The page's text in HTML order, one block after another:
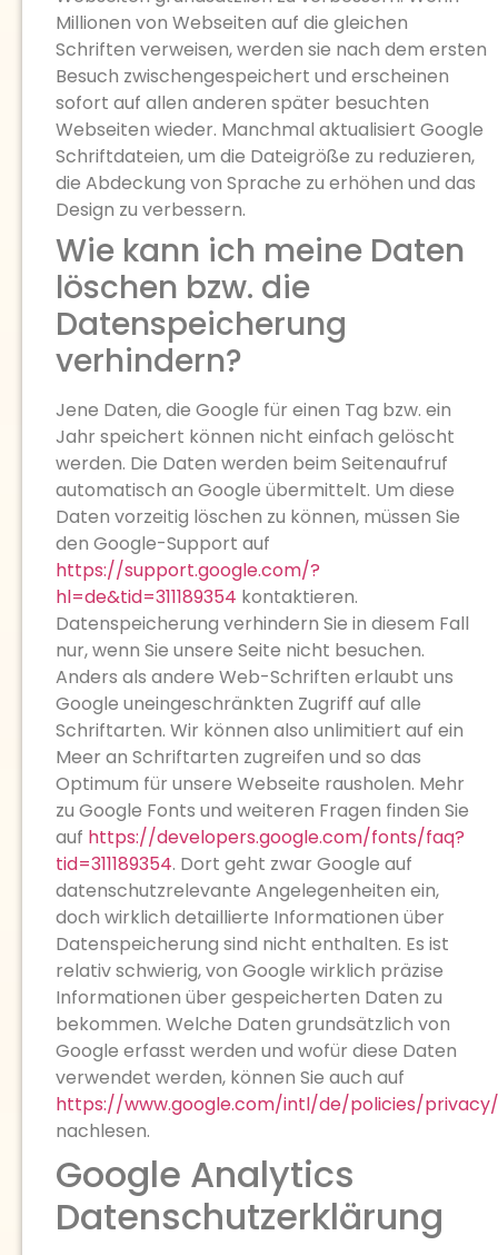
Millionen von Webseiten auf die gleichen
Schriften verweisen, werden sie nach dem ersten
Besuch zwischengespeichert und erscheinen
sofort auf allen anderen später besuchten
Webseiten wieder. Manchmal aktualisiert Google
Schriftdateien, um die Dateigröße zu reduzieren,
die Abdeckung von Sprache zu erhöhen und das
Design zu verbessern.
Wie kann ich meine Daten
löschen bzw. die
Datenspeicherung
verhindern?
Jene Daten, die Google für einen Tag bzw. ein
Jahr speichert können nicht einfach gelöscht
werden. Die Daten werden beim Seitenaufruf
automatisch an Google übermittelt. Um diese
Daten vorzeitig löschen zu können, müssen Sie
den Google-Support auf
https://support.google.com/?
hl=de&tid=311189354 kontaktieren.
Datenspeicherung verhindern Sie in diesem Fall
nur, wenn Sie unsere Seite nicht besuchen.
Anders als andere Web-Schriften erlaubt uns
Google uneingeschränkten Zugriff auf alle
Schriftarten. Wir können also unlimitiert auf ein
Meer an Schriftarten zugreifen und so das
Optimum für unsere Webseite rausholen. Mehr
zu Google Fonts und weiteren Fragen finden Sie
auf https://developers.google.com/fonts/faq?
tid=311189354. Dort geht zwar Google auf
datenschutzrelevante Angelegenheiten ein,
doch wirklich detaillierte Informationen über
Datenspeicherung sind nicht enthalten. Es ist
relativ schwierig, von Google wirklich präzise
Informationen über gespeicherten Daten zu
bekommen. Welche Daten grundsätzlich von
Google erfasst werden und wofür diese Daten
verwendet werden, können Sie auch auf
https://www.google.com/intl/de/policies/privacy/
nachlesen.
Google Analytics
Datenschutzerklärung